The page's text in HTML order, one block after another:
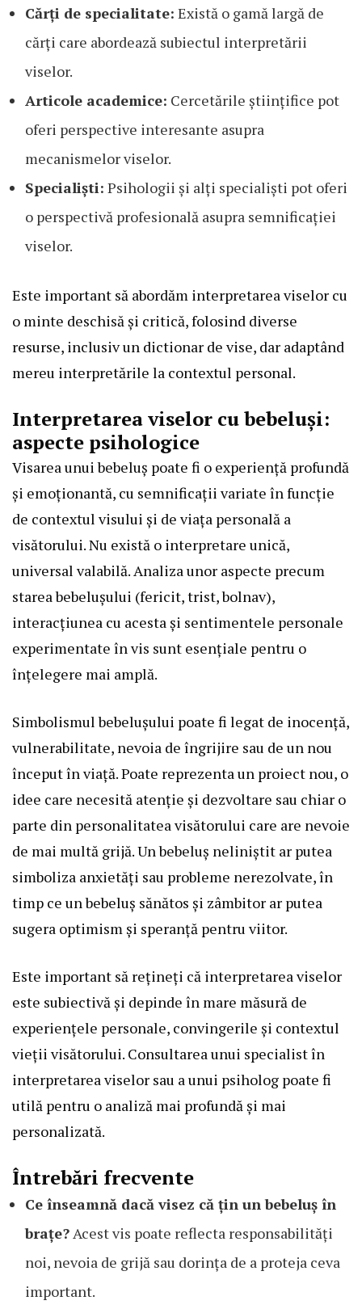
Cărți de specialitate: Există o gamă largă de
cărți care abordează subiectul interpretării
viselor.
Articole academice: Cercetările științifice pot
oferi perspective interesante asupra
mecanismelor viselor.
Specialiști: Psihologii și alți specialiști pot oferi
o perspectivă profesională asupra semnificației
viselor.
Este important să abordăm interpretarea viselor cu
o minte deschisă și critică, folosind diverse
resurse, inclusiv un dictionar de vise, dar adaptând
mereu interpretările la contextul personal.
Interpretarea viselor cu bebeluși:
aspecte psihologice
Visarea unui bebeluș poate fi o experiență profundă
și emoționantă, cu semnificații variate în funcție
de contextul visului și de viața personală a
visătorului. Nu există o interpretare unică,
universal valabilă. Analiza unor aspecte precum
starea bebelușului (fericit, trist, bolnav),
interacțiunea cu acesta și sentimentele personale
experimentate în vis sunt esențiale pentru o
înțelegere mai amplă.
Simbolismul bebelușului poate fi legat de inocență,
vulnerabilitate, nevoia de îngrijire sau de un nou
început în viață. Poate reprezenta un proiect nou, o
idee care necesită atenție și dezvoltare sau chiar o
parte din personalitatea visătorului care are nevoie
de mai multă grijă. Un bebeluș neliniștit ar putea
simboliza anxietăți sau probleme nerezolvate, în
timp ce un bebeluș sănătos și zâmbitor ar putea
sugera optimism și speranță pentru viitor.
Este important să rețineți că interpretarea viselor
este subiectivă și depinde în mare măsură de
experiențele personale, convingerile și contextul
vieții visătorului. Consultarea unui specialist în
interpretarea viselor sau a unui psiholog poate fi
utilă pentru o analiză mai profundă și mai
personalizată.
Întrebări frecvente
Ce înseamnă dacă visez că țin un bebeluș în
brațe? Acest vis poate reflecta responsabilități
noi, nevoia de grijă sau dorința de a proteja ceva
important.